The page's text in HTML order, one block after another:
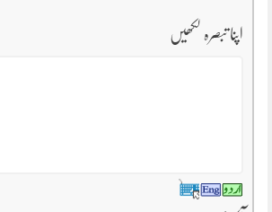
اپنا تبصرہ لکھیں